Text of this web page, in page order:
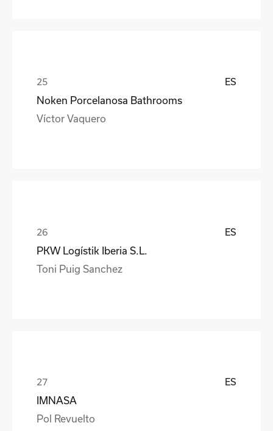
ES
Noken Porcelanosa Bathrooms
Víctor Vaquero
ES
PKW Logístik Iberia S.L.
Toni Puig Sanchez
ES
IMNASA
Pol Revuelto